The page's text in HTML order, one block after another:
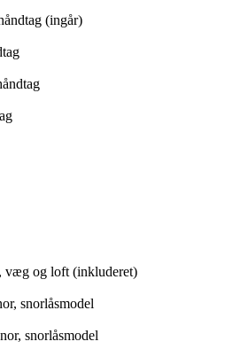
(ingår)
væg og loft (inkluderet)
snorlåsmodel
snorlåsmodel